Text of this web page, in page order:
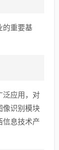
的重要基
泛应用，对
像识别模块
信息技术产